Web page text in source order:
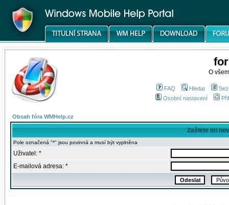
O
FAQ Hledat
Osobní nastavení
Obsah fóra WMHelp.cz
Zašlete mi
Pole označená "*" jsou povinná a musí být vyplněna
Uživatel: *
E-mailová adresa: *